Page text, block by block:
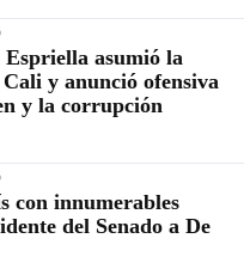
asumió la
y anunció ofensiva
y la corrupción
con innumerables
del Senado a De